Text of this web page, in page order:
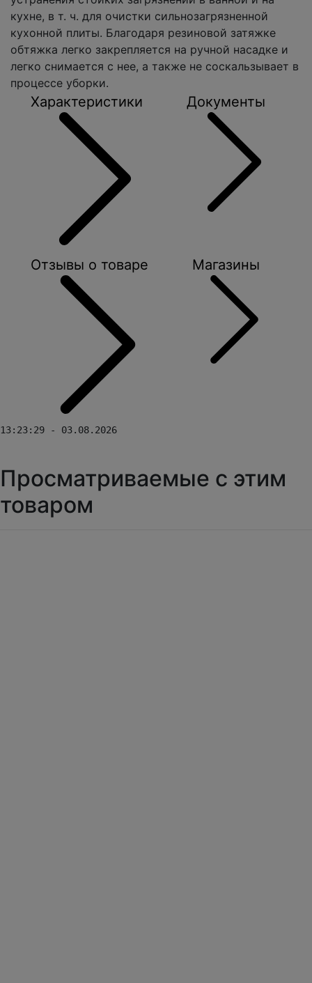
кухне, в т. ч. для очистки сильнозагрязненной
кухонной плиты. Благодаря резиновой затяжке
обтяжка легко закрепляется на ручной насадке и
легко снимается с нее, а также не соскальзывает в
процессе уборки.
Характеристики Документы
Отзывы о товаре Магазины
13:23:29 - 03.08.2026
Просматриваемые с этим
товаром